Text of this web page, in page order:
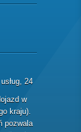
24
w
kraju).
pozwala